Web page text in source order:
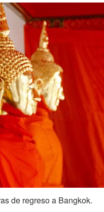
de regreso a Bangkok.